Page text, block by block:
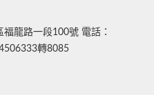
龍路一段100號 電話：
轉8085